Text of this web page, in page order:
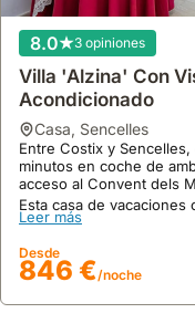
8.0 3 opiniones
Villa 'Alzina' Con
Acondicionado
casa, Sencelles
Entre Costix y
minutos en coche de
acceso al Convent dels
Esta casa de vacaciones
piscina privada, terraza
personas, siendo un
zona.
Leer más
Desde
846 €/noche